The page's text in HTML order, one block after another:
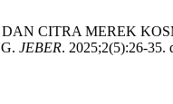
CITRA MEREK
JEBER. 2025;2(5):26-35.